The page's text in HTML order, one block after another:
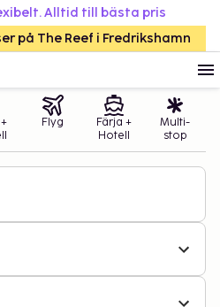
Alltid till bästa pris
på The Reef i Fredrikshamn
Flyg
Färja +
Hotell
Multi-
stop